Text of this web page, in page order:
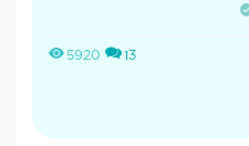
5920 13